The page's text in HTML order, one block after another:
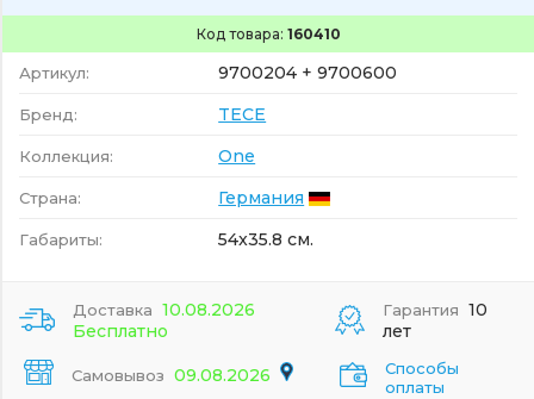
Код товара: 160410
Артикул: 9700204 + 9700600
Бренд: TECE
Коллекция: One
Страна: Германия
Габариты: 54x35.8 см.
Доставка 10.08.2026
Бесплатно
Самовывоз 09.08.2026
Гарантия 10
лет
Способы
оплаты